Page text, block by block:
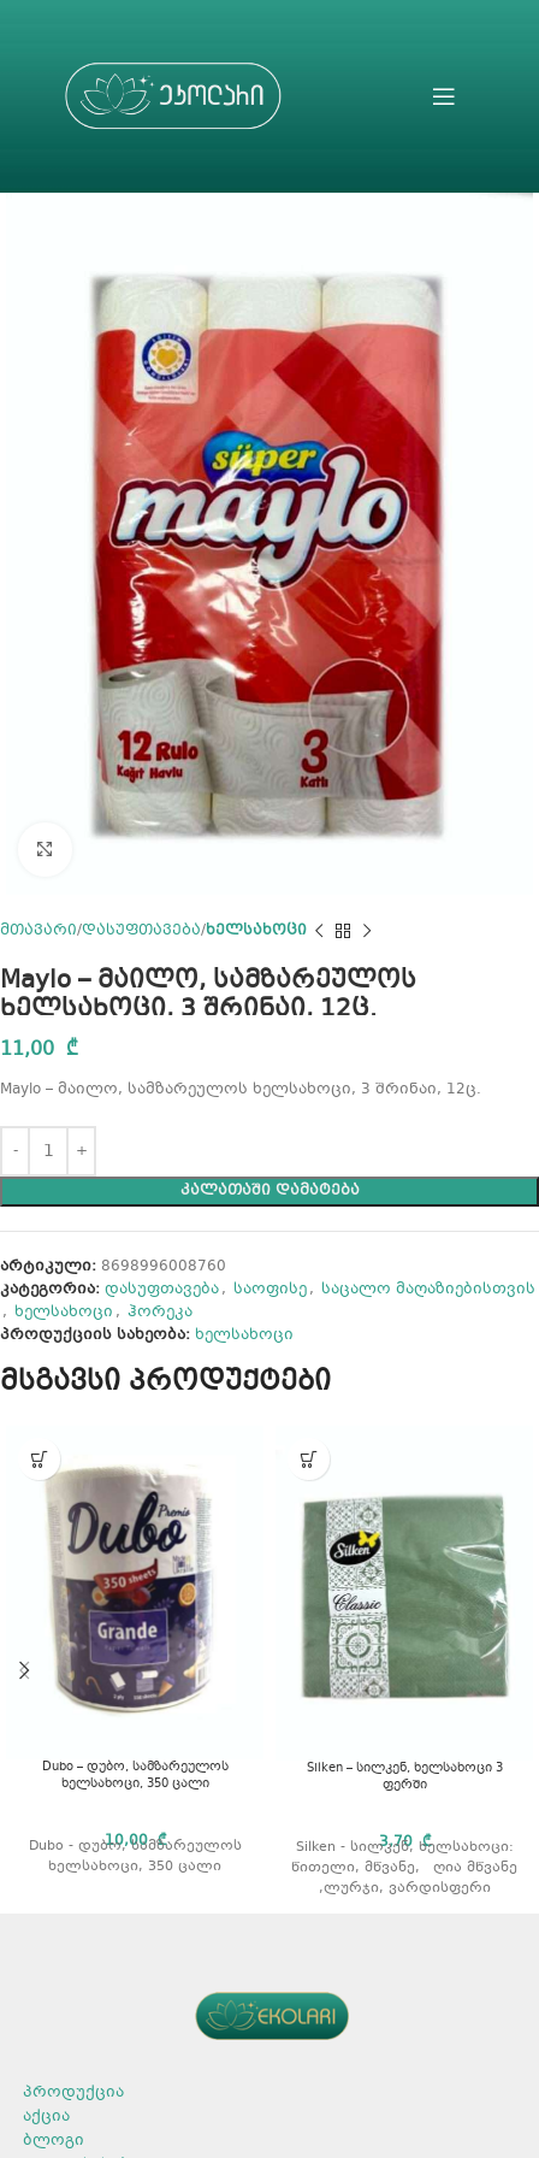
მთავარი დასუფთავება ხელსახოცი
Maylo – მაილო, სამზარეულოს
ხელსახოცი, 3 შრინაი, 12ც.
11,00 ₾
Maylo – მაილო, სამზარეულოს ხელსახოცი, 3 შრინაი, 12ც.
ᲙᲐᲚᲐᲗᲐᲨᲘ ᲓᲐᲛᲐᲢᲔᲑᲐ
არტიკული: 8698996008760
კატეგორია: დასუფთავება, საოფისე, საცალო მაღაზიებისთვის
, ხელსახოცი , ჰორეკა
პროდუქციის სახეობა: ხელსახოცი
მსგავსი პროდუქტები
Dubo – დუბო, სამზარეულოს
ხელსახოცი, 350 ცალი
10,00₾
Dubo - დუბო, სამზარეულოს
ხელსახოცი, 350 ცალი
Silken – სილკენ, ხელსახოცი 3
ფერში
3,70₾
Silken - სილკენ, ხელსახოცი:
წითელი, მწვანე, ღია მწვანე
,ლურჯი, ვარდისფერი
პროდუქცია
აქცია
ბლოგი